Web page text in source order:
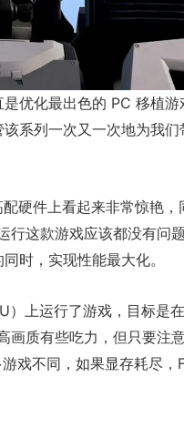
优化最出色的 PC 移植游
系列一次又一次地为我们
硬件上看起来非常惊艳，
行这款游戏应该都没有问
时，实现性能最大化。
）上运行了游戏，目标是
质有些吃力，但只要注
戏不同，如果显存耗尽，
一看吓一跳：雷
的囧图集（1170